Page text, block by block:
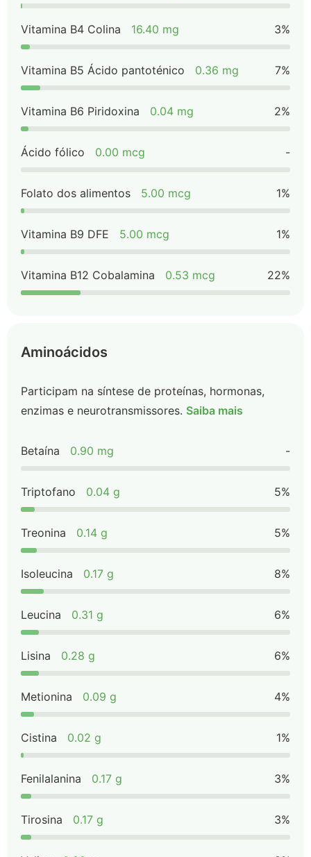
Vitamina B4 Colina 16.40 mg 3%
Vitamina B5 Ácido pantoténico 0.36 mg 7%
Vitamina B6 Piridoxina 0.04 mg 2%
Ácido fólico 0.00 mcg -
Folato dos alimentos 5.00 mcg 1%
Vitamina B9 DFE 5.00 mcg 1%
Vitamina B12 Cobalamina 0.53 mcg 22%
Aminoácidos
Participam na síntese de proteínas, hormonas,
enzimas e neurotransmissores. Saiba mais
Betaína 0.90 mg -
Triptofano 0.04 g 5%
Treonina 0.14 g 5%
Isoleucina 0.17 g 8%
Leucina 0.31 g 6%
Lisina 0.28 g 6%
Metionina 0.09 g 4%
Cistina 0.02 g 1%
Fenilalanina 0.17 g 3%
Tirosina 0.17 g 3%